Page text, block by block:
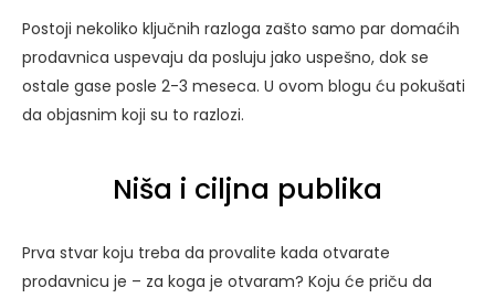
Postoji nekoliko ključnih razloga zašto samo par domaćih
prodavnica uspevaju da posluju jako uspešno, dok se
ostale gase posle 2-3 meseca. U ovom blogu ću pokušati
da objasnim koji su to razlozi.
Niša i ciljna publika
Prva stvar koju treba da provalite kada otvarate
prodavnicu je – za koga je otvaram? Koju će priču da